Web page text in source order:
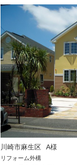
川崎市麻生区 A様
リフォーム外構